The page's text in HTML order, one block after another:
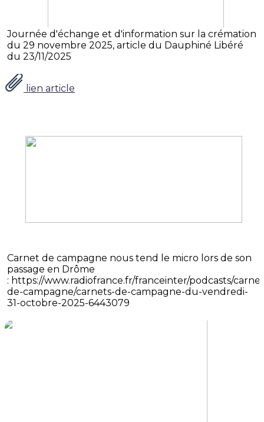
Journée d'échange et d'information sur la crémation
du 29 novembre 2025, article du Dauphiné Libéré
du 23/11/2025
lien article
Carnet de campagne nous tend le micro lors de son
passage en Drôme
: https://www.radiofrance.fr/franceinter/podcasts/
de-campagne/carnets-de-campagne-du-vendredi-
31-octobre-2025-6443079